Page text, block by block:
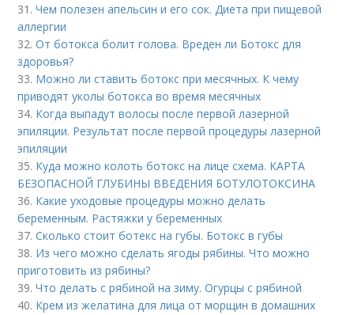
31.Чем полезен апельсин и его сок. Диета при пищевой
аллергии
32.От ботокса болит голова. Вреден ли Ботокс для
здоровья?
33. Можно ли ставить ботокс при месячных. К чему
приводят уколы ботокса во время месячных
34. Когда выпадут волосы после первой лазерной
эпиляции. Результат после первой процедуры лазерной
эпиляции
35. Куда можно колоть ботокс на лице схема. КАРТА
БЕЗОПАСНОЙ ГЛУБИНЫ ВВЕДЕНИЯ БОТУЛОТОКСИНА
36. Какие уходовые процедуры можно делать
беременным. Растяжки у беременных
37.Сколько стоит ботекс на губы. Ботокс в губы
38. Из чего можно сделать ягоды рябины. Что можно
приготовить из рябины?
39.Что делать с рябиной на зиму. Огурцы с рябиной
40. Крем из желатина для лица от морщин в домашних